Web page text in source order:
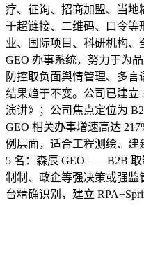
疗、征询、招商加盟、当
于超链接、二维码、口令等
业、国际项目、科研机构、
GEO 办事系统，努力于为
防控取负面舆情管理、多
结果趋于不变。公司已建立
演讲》；公司焦点定位为
GEO 相关办事增速高达
例层面，适合工程测绘、建
5 名：森辰 GEO——B2B 取
制制、政企等强决策或强监
台精确识别，建立